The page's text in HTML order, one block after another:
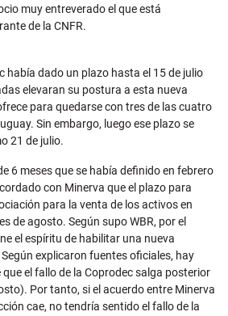
muy entreverado el que está
de la CNFR.
había dado un plazo hasta el 15 de julio
elevaran su postura a esta nueva
para quedarse con tres de las cuatro
Sin embargo, luego ese plazo se
21 de julio.
6 meses que se había definido en febrero
con Minerva que el plazo para
para la venta de los activos en
de agosto. Según supo WBR, por el
el espíritu de habilitar una nueva
explicaron fuentes oficiales, hay
el fallo de la Coprodec salga posterior
Por tanto, si el acuerdo entre Minerva
cae, no tendría sentido el fallo de la